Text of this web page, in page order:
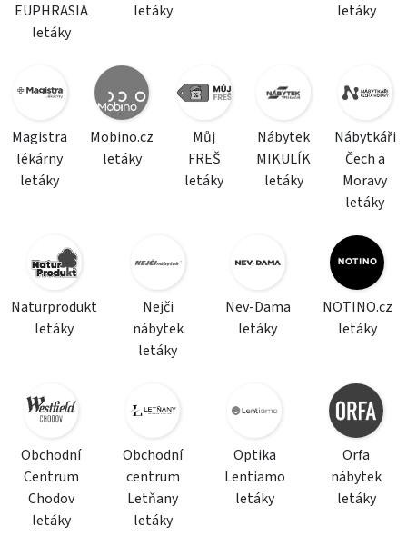
EUPHRASIA
letáky
letáky
letáky
Magistra
lékárny
letáky
Mobino.cz
letáky
Můj
FREŠ
letáky
Nábytek
MIKULÍK
letáky
Nábytkáři
Čech a
Moravy
letáky
Naturprodukt
letáky
Nejči
nábytek
letáky
Nev-Dama
letáky
NOTINO.cz
letáky
Obchodní
Centrum
Chodov
letáky
Obchodní
centrum
Letňany
letáky
Optika
Lentiamo
letáky
Orfa
nábytek
letáky